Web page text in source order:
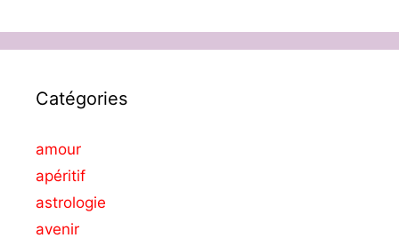
Catégories
amour
apéritif
astrologie
avenir